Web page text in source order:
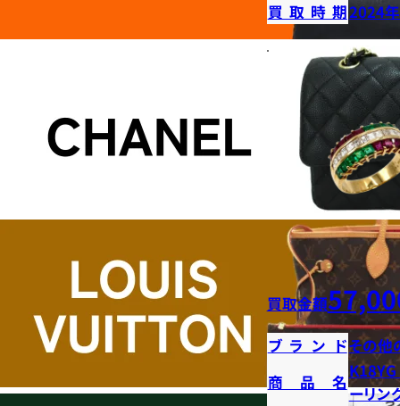
買取時期2024
買取金額
ブランドその他
商品名
ーリン